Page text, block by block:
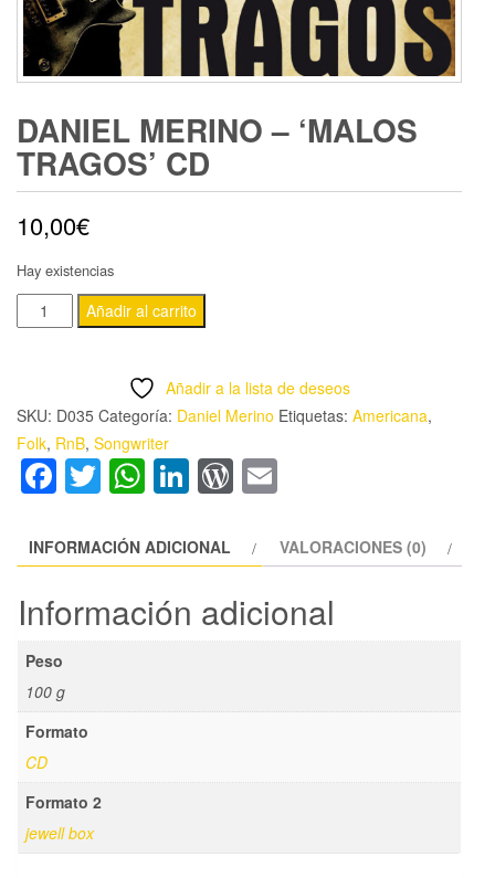
DANIEL MERINO – ‘MALOS
TRAGOS’ CD
10,00€
Hay existencias
DANIEL
MERINO
TRAGOS'
CD
cantidad
Añadir al carrito
Añadir a la lista de deseos
SKU: D035 Categoría: Daniel Merino Etiquetas: Americana,
Folk, RnB, Songwriter
Facebook
Twitter
WhatsApp
LinkedIn
WordPress
INFORMACIÓN ADICIONAL VALORACIONES (0)
Información adicional
Peso
100 g
Formato
CD
Formato 2
jewell box